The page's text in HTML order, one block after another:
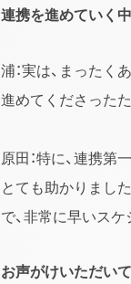
連携を進めていく
浦：実は、まった
進めてくださった
原田：特に、連携
とても助かりまし
で、非常に早いス
お声がけいただい